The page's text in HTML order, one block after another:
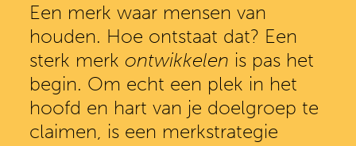
Een merk waar mensen van
houden. Hoe ontstaat dat? Een
sterk merk ontwikkelen is pas het
begin. Om echt een plek in het
hoofd en hart van je doelgroep te
claimen, is een merkstrategie